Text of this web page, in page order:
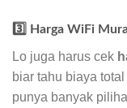
3️⃣ Harga WiFi
Lo juga harus cek
biar tahu biaya
punya banyak